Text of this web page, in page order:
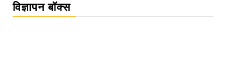
विज्ञापन बॉक्स